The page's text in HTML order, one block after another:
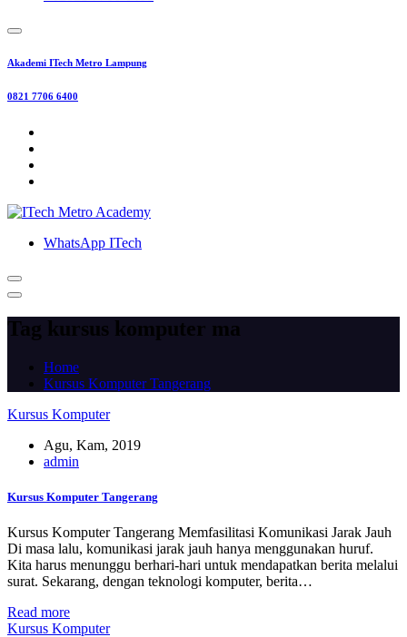
Akademi ITech Metro Lampung
0821 7706 6400
WhatsApp ITech
Tag kursus komputer ma
Home
Kursus Komputer Tangerang
Kursus Komputer
Agu, Kam, 2019
admin
Kursus Komputer Tangerang
Kursus Komputer Tangerang Memfasilitasi Komunikasi Jarak Jauh
Di masa lalu, komunikasi jarak jauh hanya menggunakan huruf.
Kita harus menunggu berhari-hari untuk mendapatkan berita melalui
surat. Sekarang, dengan teknologi komputer, berita…
Read more
Kursus Komputer